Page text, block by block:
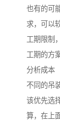
也有的可
求，可以
工期限制
工期的方
分析成本
不同的吊
该优先选
算，在上